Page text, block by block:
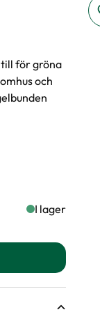
för gröna
och
I lager
produktsida